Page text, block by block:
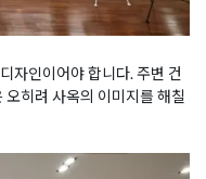
자인이어야 합니다. 주변 건
히려 사옥의 이미지를 해칠